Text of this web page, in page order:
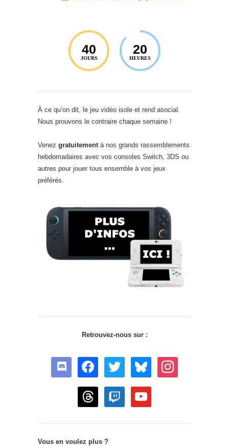
40
JOURS
20
HEURES
À ce qu’on dit, le jeu vidéo isole et rend asocial.
Nous prouvons le contraire chaque semaine !
Venez gratuitement à nos grands rassemblements
hebdomadaires avec vos consoles Switch, 3DS ou
autres pour jouer tous ensemble à vos jeux
préférés.
Retrouvez-nous sur :
discord facebook twitter bluesky instagram
threads twitch youtube
Vous en voulez plus ?